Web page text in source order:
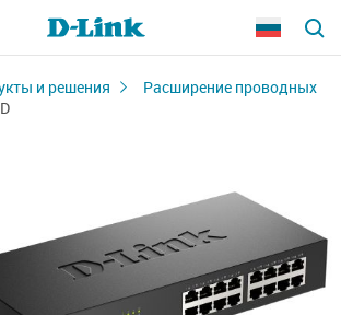
и решения
Расширение проводных